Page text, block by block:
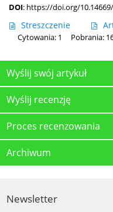
DOI: https://doi.org/
Streszczenie
Cytowania: 1
Pobrania:
Wyślij swój artykuł
Wyślij recenzję
Proces recenzowania
Archiwum
Newsletter